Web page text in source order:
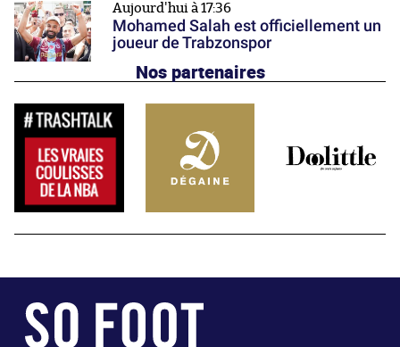
Aujourd'hui à 17:36
Mohamed Salah est officiellement un
joueur de Trabzonspor
Nos partenaires